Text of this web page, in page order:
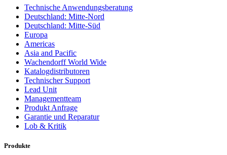
Technische Anwendungsberatung
Deutschland: Mitte-Nord
Deutschland: Mitte-Süd
Europa
Americas
Asia and Pacific
Wachendorff World Wide
Katalogdistributoren
Technischer Support
Lead Unit
Managementteam
Produkt Anfrage
Garantie und Reparatur
Lob & Kritik
Produkte